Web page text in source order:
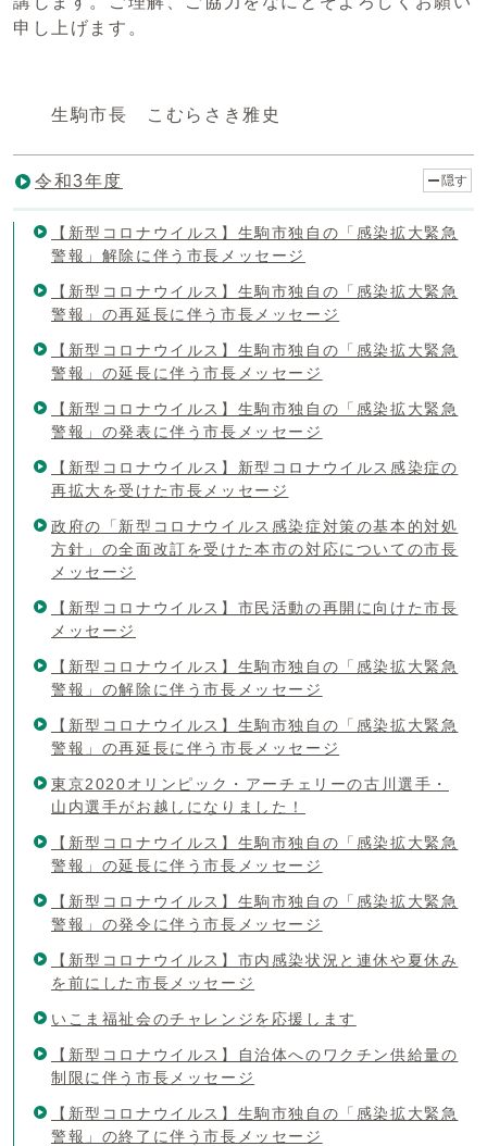
申し上げます。
生駒市長 こむらさき雅史
令和3年度 隠す
【新型コロナウイルス】生駒市独自の「感染拡大緊急
警報」解除に伴う市長メッセージ
【新型コロナウイルス】生駒市独自の「感染拡大緊急
警報」の再延長に伴う市長メッセージ
【新型コロナウイルス】生駒市独自の「感染拡大緊急
警報」の延長に伴う市長メッセージ
【新型コロナウイルス】生駒市独自の「感染拡大緊急
警報」の発表に伴う市長メッセージ
【新型コロナウイルス】新型コロナウイルス感染症の
再拡大を受けた市長メッセージ
政府の「新型コロナウイルス感染症対策の基本的対処
方針」の全面改訂を受けた本市の対応についての市長
メッセージ
【新型コロナウイルス】市民活動の再開に向けた市長
メッセージ
【新型コロナウイルス】生駒市独自の「感染拡大緊急
警報」の解除に伴う市長メッセージ
【新型コロナウイルス】生駒市独自の「感染拡大緊急
警報」の再延長に伴う市長メッセージ
東京2020オリンピック・アーチェリーの古川選手・
山内選手がお越しになりました！
【新型コロナウイルス】生駒市独自の「感染拡大緊急
警報」の延長に伴う市長メッセージ
【新型コロナウイルス】生駒市独自の「感染拡大緊急
警報」の発令に伴う市長メッセージ
【新型コロナウイルス】市内感染状況と連休や夏休み
を前にした市長メッセージ
いこま福祉会のチャレンジを応援します
【新型コロナウイルス】自治体へのワクチン供給量の
制限に伴う市長メッセージ
【新型コロナウイルス】生駒市独自の「感染拡大緊急
警報」の終了に伴う市長メッセージ